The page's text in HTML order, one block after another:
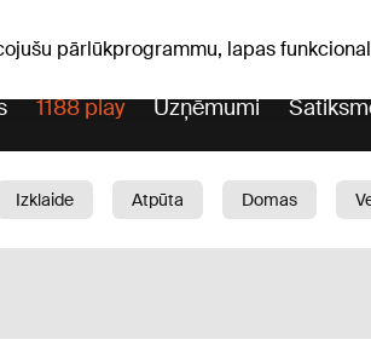
pārlūkprogrammu, lapas
1188 play Uzņēmumi
Izklaide Atpūta Domas